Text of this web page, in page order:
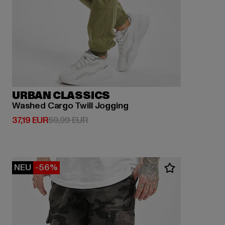
URBAN CLASSICS
Washed Cargo Twill Jogging
37,19 EUR
Derzeitiger Preis: 37,19 EUR
59,99 EURAktionspreis: 59,99 EUR
NEU -56%